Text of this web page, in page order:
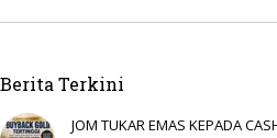
Berita Terkini
JOM TUKAR EMAS KEPADA